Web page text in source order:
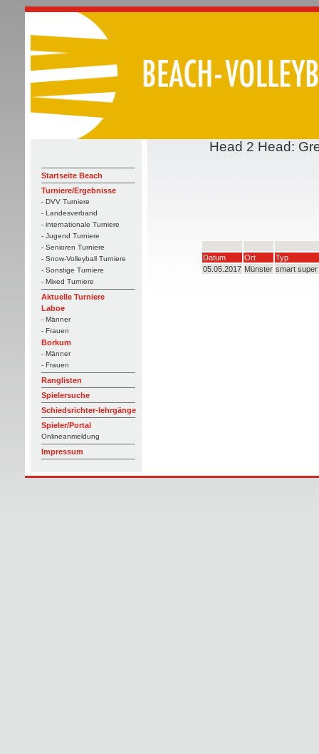
Startseite Beach
Turniere/Ergebnisse
- DVV Turniere
- Landesverband
- internationale Turniere
- Jugend Turniere
- Senioren Turniere
- Snow-Volleyball Turniere
- Sonstige Turniere
- Mixed Turniere
Aktuelle Turniere
Laboe
- Männer
- Frauen
Borkum
- Männer
- Frauen
Ranglisten
Spielersuche
Schiedsrichter-lehrgänge
Spieler/Portal
Onlineanmeldung
Impressum
Head 2 Head:
Datum Ort
Typ
05.05.2017 Münster smart super